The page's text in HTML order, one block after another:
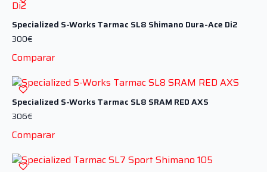
Specialized S-Works Tarmac SL8 Shimano Dura-Ace Di2
300€
Comparar
Specialized S-Works Tarmac SL8 SRAM RED AXS
306€
Comparar